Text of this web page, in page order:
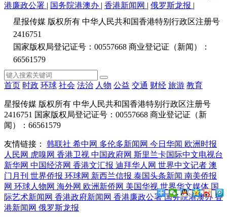
港廉政公署 | 国务院港澳办 | 香港新闻网 | 俄罗斯龙报 |
星报传媒 版权所有 中华人民共和国香港特别行政区注册号
2416751
国家版权局登记证号：00557668 商业登记证（新闻）：
66561579
首页 时政 环球 社会 法治 人物 公益 交通 财经 旅游 教育
星报传媒 版权所有 中华人民共和国香港特别行政区注册号
2416751 国家版权局登记证号：00557668 商业登记证（新
闻）：66561579
友情链接： 韩联社 希中网 多伦多新闻网 今日华闻 欧洲时报
人民网 虎嗅网 香港卫视 中国政府网 斯里兰卡国际中文电视台
新华网 中国经济网 香港文汇报 迪拜华人网 世界中文记者 澳
门月刊 世界侨报 环球网 新西兰信报 泰国头条新闻 南美侨报
网 环球人物网 海外网 欧洲新侨网 美国华视 世界华文媒体 国
际艺术新闻网 香港政府新闻网 香港廉政公署国务院港澳办 香
港新闻网 俄罗斯龙报